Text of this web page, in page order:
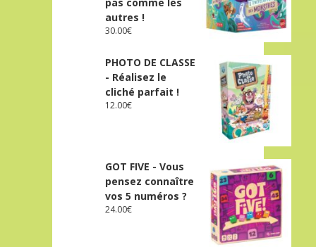
autres !
30.00€
PHOTO DE CLASSE
- Réalisez le
cliché parfait !
12.00€
GOT FIVE - Vous
pensez connaître
vos 5 numéros ?
24.00€